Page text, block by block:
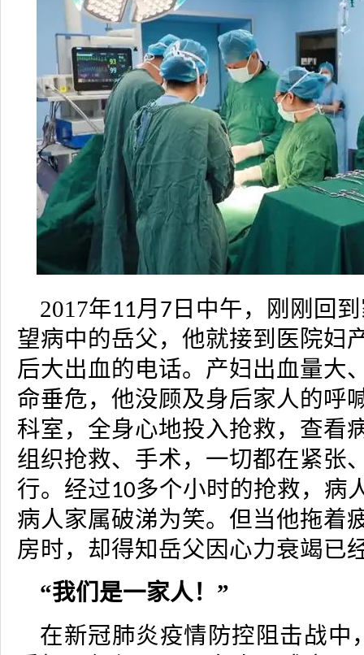
2017年11月 7 日中午，刚刚回
望病中的岳父，他就接到医院妇
后大出血的电话。产妇出血量大
命垂危，他没顾及身后家人的呼
科室，全身心地投入抢救，查看
组织抢救、手术，一切都在紧张
行。经过10多个小时的抢救，病
病人家属破涕为笑。但当他拖着
房时，却得知岳父因心力衰竭已
“我们是一家人！”
在新冠肺炎疫情防控阻击战中